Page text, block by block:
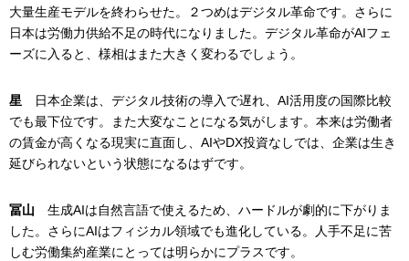
大量生産モデルを終わらせた。２つめはデジタル革命です。さらに
日本は労働力供給不足の時代になりました。デジタル革命がAIフェ
ーズに入ると、様相はまた大きく変わるでしょう。
星 日本企業は、デジタル技術の導入で遅れ、AI活用度の国際比較
でも最下位です。また大変なことになる気がします。本来は労働者
の賃金が高くなる現実に直面し、AIやDX投資なしでは、企業は生き
延びられないという状態になるはずです。
冨山 生成AIは自然言語で使えるため、ハードルが劇的に下がりま
した。さらにAIはフィジカル領域でも進化している。人手不足に苦
しむ労働集約産業にとっては明らかにプラスです。